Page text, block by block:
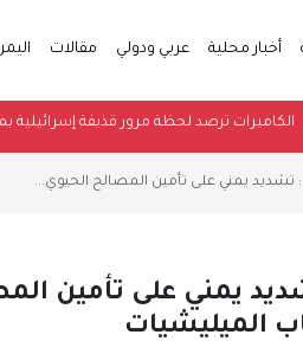
أخبار محلية عربي ودولي مقالات
الكاميرات ترصد لحظة مرور قذيفة
يمني على تأمين المصالح الحيوي...
يمني على تأمين
الميليشيات